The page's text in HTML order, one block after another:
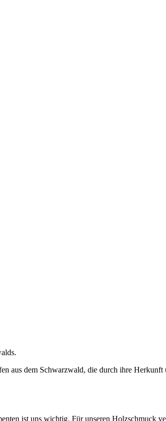
aus dem Schwarzwald, die durch ihre
ist uns wichtig. Für unseren Holzschmuck